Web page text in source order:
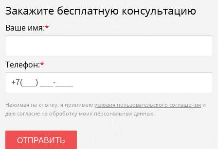
Закажите бесплатную консультацию
Ваше имя:*
Телефон:*
Нажимая на кнопку, я принимаю условия пользовательского соглашения и
даю согласие на обработку моих персональных данных.
ОТПРАВИТЬ